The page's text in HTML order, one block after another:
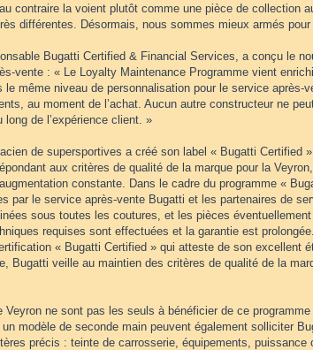
contraire la voient plutôt comme une pièce de collection
différentes. Désormais, nous sommes mieux armés
Bugatti Certified & Financial Services, a conçu le
vente : « Le Loyalty Maintenance Programme vient
le même niveau de personnalisation pour le service après-
au moment de l’achat. Aucun autre constructeur ne
de l’expérience client. »
de supersportives a créé son label « Bugatti Certified
aux critères de qualité de la marque pour la
constante. Dans le cadre du programme «
par le service après-vente Bugatti et les partenaires de
sous toutes les coutures, et les pièces
requises sont effectuées et la garantie est
« Bugatti Certified » qui atteste de son excellent
Bugatti veille au maintien des critères de qualité de la
Veyron ne sont pas les seuls à bénéficier de ce
modèle de seconde main peuvent également solliciter
précis : teinte de carrosserie, équipements, puissance